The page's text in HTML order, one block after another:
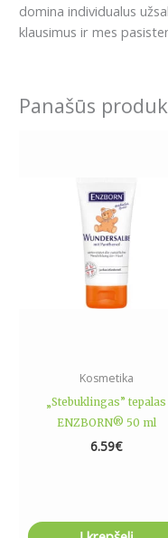
domina individualus
klausimus ir mes
Panašūs
Kosmetika
„Stebuklingas” tepalas
ENZBORN® 50 ml
6.59€